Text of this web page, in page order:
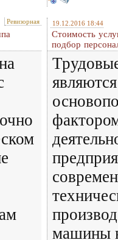
Ревизорная 19.12.2016 18:44
Стоимость
подбор
являются
машины